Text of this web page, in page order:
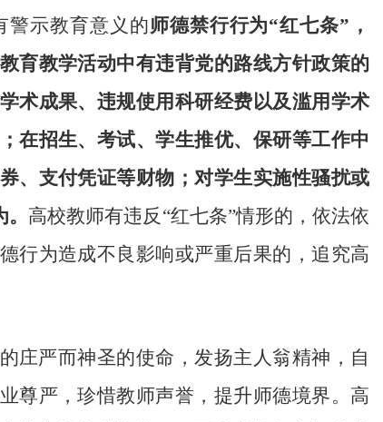
警示教育意义的师德禁行行为“红七条”，
育教学活动中有违背党的路线方针政策的
术成果、违规使用科研经费以及滥用学术
在招生、考试、学生推优、保研等工作中
、支付凭证等财物；对学生实施性骚扰或
高校教师有违反“红七条”情形的，依法依
行为造成不良影响或严重后果的，追究高
庄严而神圣的使命，发扬主人翁精神，自
尊严，珍惜教师声誉，提升师德境界。高